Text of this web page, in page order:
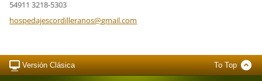
54911 3218-5303
hospedajescordilleranos@gmail.com
Versión Clásica To Top